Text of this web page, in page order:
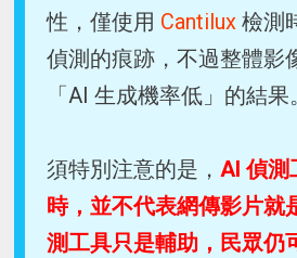
性，僅使用 Cantilux 檢測
偵測的痕跡，不過整體影
「AI 生成機率低」的結果
須特別注意的是，AI 偵測
時，並不代表網傳影片就
測工具只是輔助，民眾仍